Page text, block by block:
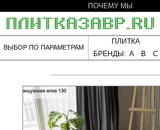
ПОЧЕМУ МЫ
ВЫБОР ПО ПАРАМЕТРАМ
ПЛИТКА
БРЕНДЫ: A B C